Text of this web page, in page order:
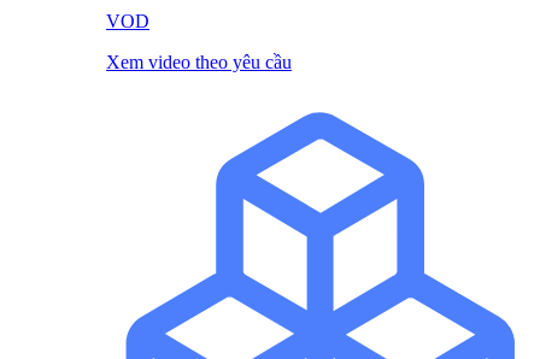
VOD
Xem video theo yêu cầu